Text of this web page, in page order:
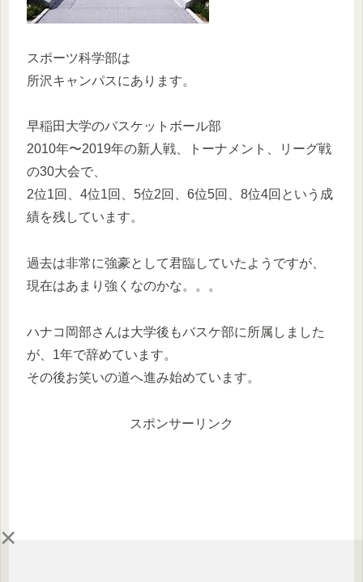
×
スポーツ科学部は
所沢キャンパスにあります。
早稲田大学のバスケットボール部
2010年〜2019年の新人戦、トーナメント、リーグ戦
の30大会で、
2位1回、4位1回、5位2回、6位5回、8位4回という成
績を残しています。
過去は非常に強豪として君臨していたようですが、
現在はあまり強くなのかな。。。
ハナコ岡部さんは大学後もバスケ部に所属しました
が、1年で辞めています。
その後お笑いの道へ進み始めています。
スポンサーリンク